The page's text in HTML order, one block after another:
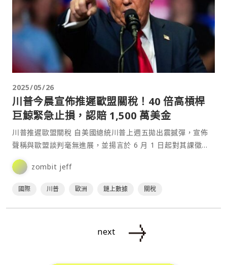
2025/05/26
川普今晨宣佈推遲歐盟關稅！40 倍高槓桿
巨鯨緊急止損，認賠 1,500 萬美金
川普推遲歐盟關稅 自美國總統川普上週五拋出震撼彈，宣佈
聲稱與歐盟談判毫無進展，並揚言於 6 月 1 日起對其課徵
50⋯
zombit jeff
國際 川普 歐洲 鏈上數據 關稅
next